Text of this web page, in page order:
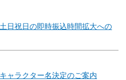
日祝日の即時振込時間拡大への
ャラクター名決定のご案内